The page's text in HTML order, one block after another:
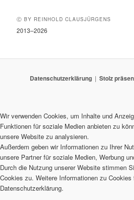
Ⓒ BY REINHOLD CLAUSJÜRGENS
2013–2026
Datenschutzerklärung Stolz
Wir verwenden Cookies, um Inhalte und
Funktionen für soziale Medien anbieten zu
unsere Website zu analysieren.
Außerdem geben wir Informationen zu Ihrer
unsere Partner für soziale Medien, Werbung
Durch die Nutzung unserer Website stimmen
Cookies zu. Weitere Informationen zu
Datenschutzerklärung.